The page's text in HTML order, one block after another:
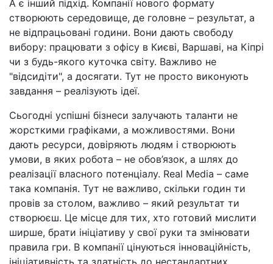
А є інший підхід. Компанії нового формату
створюють середовище, де головне – результат, а
не відпрацьовані години. Вони дають свободу
вибору: працювати з офісу в Києві, Варшаві, на Кіпрі
чи з будь-якого куточка світу. Важливо не
"відсидіти", а досягати. Тут не просто виконують
завдання – реалізують ідеї.
Сьогодні успішні бізнеси залучають таланти не
жорсткими графіками, а можливостями. Вони
дають ресурси, довіряють людям і створюють
умови, в яких робота – не обов’язок, а шлях до
реалізації власного потенціалу. Real Media – саме
така компанія. Тут не важливо, скільки годин ти
провів за столом, важливо – який результат ти
створюєш. Це місце для тих, хто готовий мислити
ширше, брати ініціативу у свої руки та змінювати
правила гри. В компанії цінуються інноваційність,
ініціативність та здатність до нестандартних